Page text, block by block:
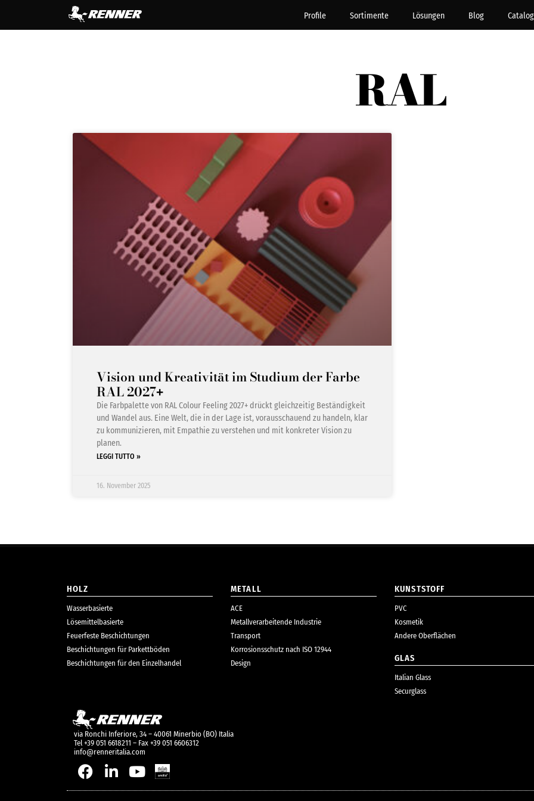
Profile Sortimente Lösungen Blog
RAL
Vision und Kreativität im Studium der Farbe
RAL 2027+
Die Farbpalette von RAL Colour Feeling 2027+ drückt gleichzeitig Beständigkeit
und Wandel aus. Eine Welt, die in der Lage ist, vorausschauend zu handeln, klar
zu kommunizieren, mit Empathie zu verstehen und mit konkreter Vision zu
planen.
LEGGI TUTTO »
16. November 2025
HOLZ
Wasserbasierte
Lösemittelbasierte
Feuerfeste Beschichtungen
Beschichtungen für Parkettböden
Beschichtungen für den Einzelhandel
METALL
ACE
Metallverarbeitende Industrie
Transport
Korrosionsschutz nach ISO 12944
Design
KUNSTSTOFF
PVC
Kosmetik
Andere Oberflächen
GLAS
Italian Glass
Securglass
via Ronchi Inferiore, 34 – 40061 Minerbio (BO) Italia
Tel +39 051 6618211 – Fax +39 051 6606312
info@renneritalia.com